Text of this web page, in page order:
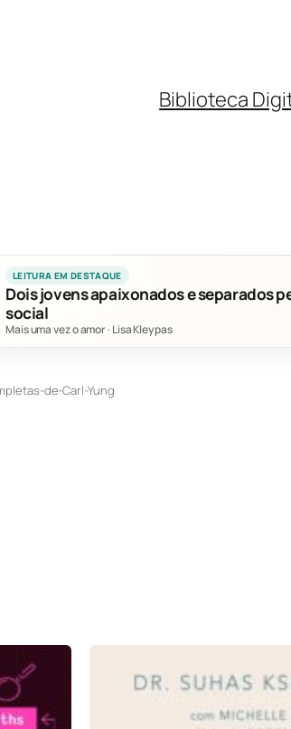
Biblioteca
LEITURA EM DESTAQUE
Dois jovens apaixonados e separados
social
Mais uma vez o amor · Lisa Kleypas
de-Carl-Yung